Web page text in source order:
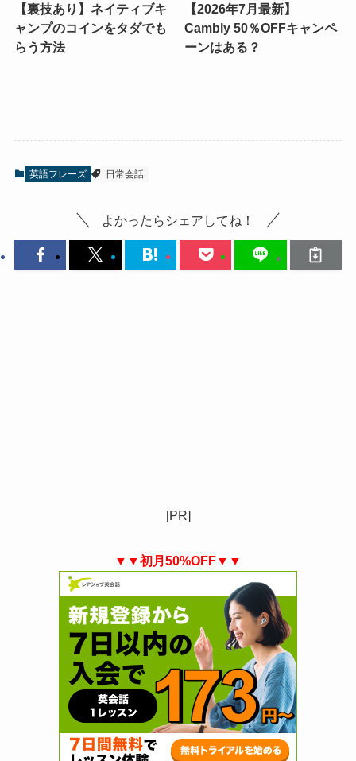
【裏技あり】ネイティブキ
ャンプのコインをタダでも
らう方法
【2026年7月最新】
Cambly 50％OFFキャンペ
ーンはある？
英語フレーズ 日常会話
よかったらシェアしてね！
[PR]
▼▼初月50%OFF▼▼